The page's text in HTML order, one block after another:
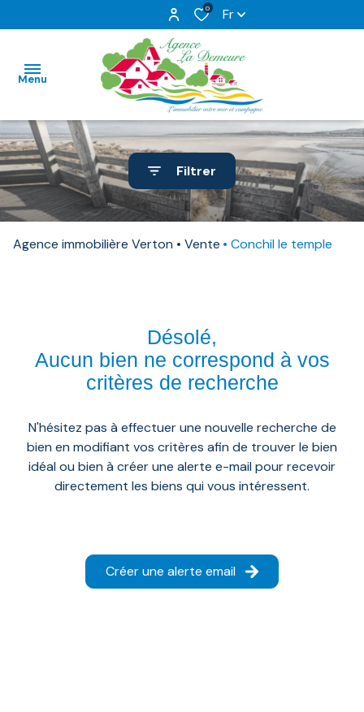
0 Fr
Menu
ACCUEIL
NOS
VENTES
NOS
AGENCE
AICO
Filtrer
Agence immobilière Verton Vente Conchil le temple
Désolé,
Aucun bien ne correspond à vos
critères de recherche
N'hésitez pas à effectuer une nouvelle recherche de
bien en modifiant vos critères afin de trouver le bien
idéal ou bien à créer une alerte e-mail pour recevoir
directement les biens qui vous intéressent.
Créer une alerte email